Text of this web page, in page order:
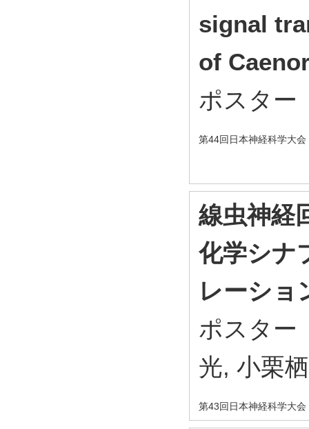
signal
of
ポスター
第44回日本神経科学大
線虫神経
化学シナ
レーショ
ポスター
光, 小栗
第43回日本神経科学大